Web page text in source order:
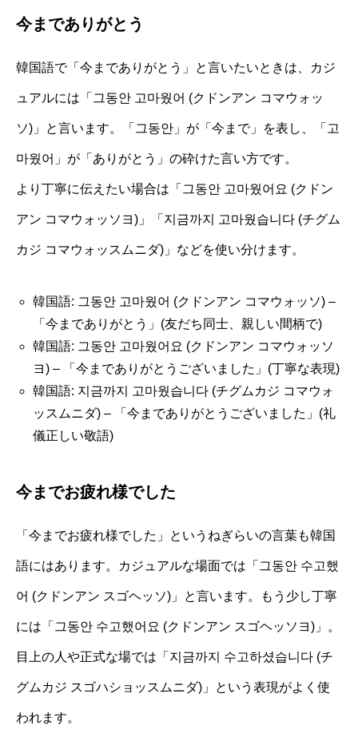
今までありがとう
韓国語で「今までありがとう」と言いたいときは、カジ
ュアルには「그동안 고마웠어 (クドンアン コマウォッ
ソ)」と言います。「그동안」が「今まで」を表し、「고
마웠어」が「ありがとう」の砕けた言い方です。
より丁寧に伝えたい場合は「그동안 고마웠어요 (クドン
アン コマウォッソヨ)」「지금까지 고마웠습니다 (チグム
カジ コマウォッスムニダ)」などを使い分けます。
韓国語: 그동안 고마웠어 (クドンアン コマウォッソ) –
「今までありがとう」(友だち同士、親しい間柄で)
韓国語: 그동안 고마웠어요 (クドンアン コマウォッソ
ヨ) – 「今までありがとうございました」(丁寧な表現)
韓国語: 지금까지 고마웠습니다 (チグムカジ コマウォ
ッスムニダ) – 「今までありがとうございました」(礼
儀正しい敬語)
今までお疲れ様でした
「今までお疲れ様でした」というねぎらいの言葉も韓国
語にはあります。カジュアルな場面では「그동안 수고했
어 (クドンアン スゴヘッソ)」と言います。もう少し丁寧
には「그동안 수고했어요 (クドンアン スゴヘッソヨ)」。
目上の人や正式な場では「지금까지 수고하셨습니다 (チ
グムカジ スゴハショッスムニダ)」という表現がよく使
われます。